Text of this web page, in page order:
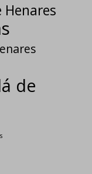
Henares
de